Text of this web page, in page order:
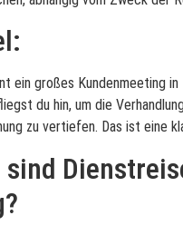
ein großes Kundenmeeting
du hin, um die
zu vertiefen. Das ist eine
sind